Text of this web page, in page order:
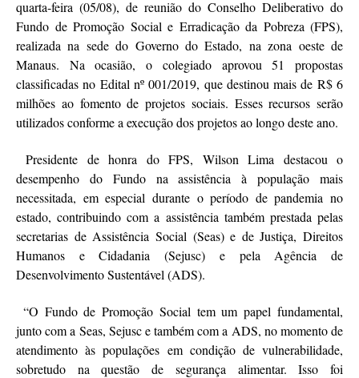
quarta-feira (05/08), de reunião do Conselho Deliberativo do
Fundo de Promoção Social e Erradicação da Pobreza (FPS),
realizada na sede do Governo do Estado, na zona oeste de
Manaus. Na ocasião, o colegiado aprovou 51 propostas
classificadas no Edital nº 001/2019, que destinou mais de R$ 6
milhões ao fomento de projetos sociais. Esses recursos serão
utilizados conforme a execução dos projetos ao longo deste ano.
Presidente de honra do FPS, Wilson Lima destacou o
desempenho do Fundo na assistência à população mais
necessitada, em especial durante o período de pandemia no
estado, contribuindo com a assistência também prestada pelas
secretarias de Assistência Social (Seas) e de Justiça, Direitos
Humanos e Cidadania (Sejusc) e pela Agência de
Desenvolvimento Sustentável (ADS).
“O Fundo de Promoção Social tem um papel fundamental,
junto com a Seas, Sejusc e também com a ADS, no momento de
atendimento às populações em condição de vulnerabilidade,
sobretudo na questão de segurança alimentar. Isso foi